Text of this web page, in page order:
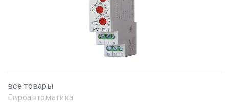
все товары
Евроавтоматика